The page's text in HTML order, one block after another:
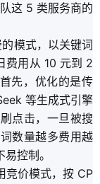
这 5 类服务商的
模式，以关键词
费用从 10 元到 2
先，优化的是传
等生成式引擎
点击，一旦被搜
数量越多费用越
控制。
竞价模式，按 CP